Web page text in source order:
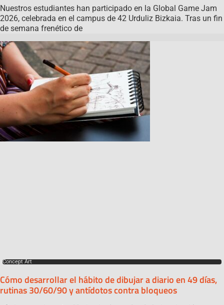
Nuestros estudiantes han participado en la Global Game Jam
2026, celebrada en el campus de 42 Urduliz Bizkaia. Tras un fin
de semana frenético de
Concept Art
Cómo desarrollar el hábito de dibujar a diario en 49 días,
rutinas 30/60/90 y antídotos contra bloqueos